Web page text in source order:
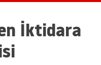
İktidara